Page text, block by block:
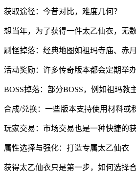
获取途径：今昔对比，难度几何？
想当年，为了获得一件太乙仙衣，无
刷怪掉落：经典地图如祖玛寺庙、赤
活动奖励：许多传奇版本都会定期举
BOSS掉落：部分BOSS，例如祖玛教
合成/兑换：一些版本支持使用材料或
玩家交易：市场交易也是一种快捷的
属性选择与强化：打造专属太乙仙衣
获得太乙仙衣只是第一步，如何选择